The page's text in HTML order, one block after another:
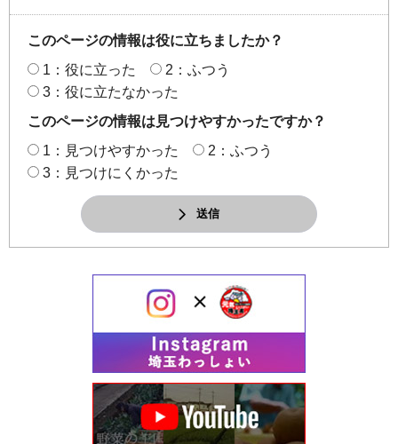
このページの情報は役に立ちましたか？
1：役に立った
2：ふつう
3：役に立たなかった
このページの情報は見つけやすかったですか？
1：見つけやすかった
2：ふつう
3：見つけにくかった
送信